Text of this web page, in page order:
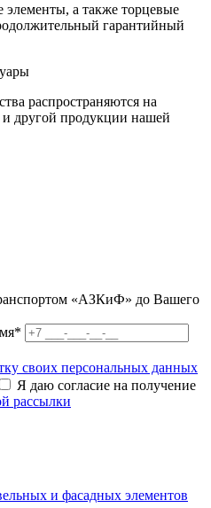
а также торцевые
гарантийный
распространяются на
и другой продукции нашей
«АЗКиФ» до Вашего
*
своих персональных данных
Я даю согласие на получение
рассылки
и фасадных элементов